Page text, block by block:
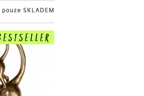
pouze SKLADEM